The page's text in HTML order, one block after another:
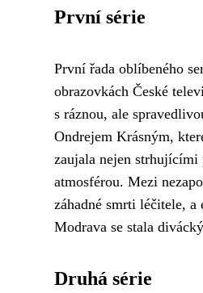
První série
První řada oblíbeného
obrazovkách České
s ráznou, ale
Ondrejem Krásným,
zaujala nejen strhujícími
atmosférou. Mezi
záhadné smrti léčitele,
Modrava se stala
Druhá série